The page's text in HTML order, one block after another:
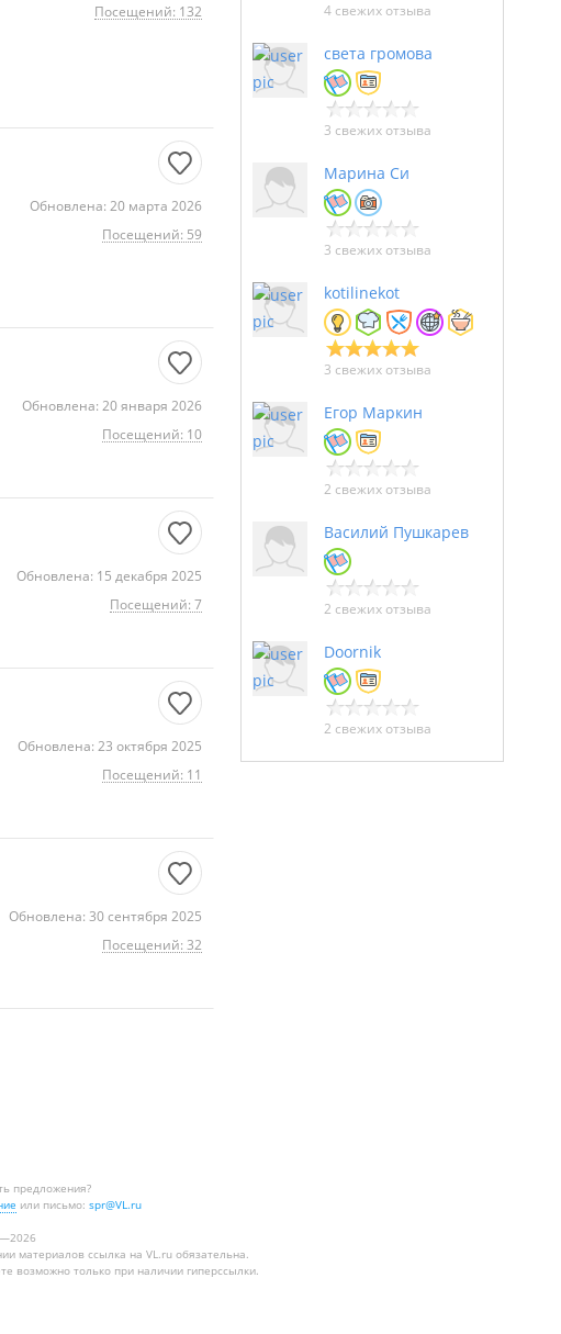
Посещений: 132
Обновлена: 20 марта 2026
Посещений: 59
Обновлена: 20 января 2026
Посещений: 10
Обновлена: 15 декабря 2025
Посещений: 7
Обновлена: 23 октября 2025
Посещений: 11
Обновлена: 30 сентября 2025
Посещений: 32
4 свежих отзыва
света громова
3 свежих отзыва
Марина Си
3 свежих отзыва
kotilinekot
3 свежих отзыва
Егор Маркин
2 свежих отзыва
Василий Пушкарев
2 свежих отзыва
Doornik
2 свежих отзыва
предложения?
или письмо: spr@VL.ru
материалов ссылка на VL.ru обязательна.
возможно только при наличии гиперссылки.